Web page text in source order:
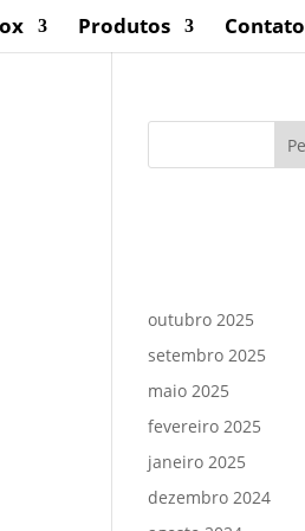
Produtos Contato
outubro 2025
setembro 2025
maio 2025
fevereiro 2025
janeiro 2025
dezembro 2024